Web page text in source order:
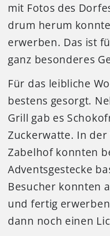
mit Fotos des
drum herum
erwerben. Das ist
ganz besonderes
Für das leibliche
bestens gesorgt.
Grill gab es
Zuckerwatte. In
Zabelhof konnten
Adventsgestecke
Besucher konnten
und fertig
dann noch einen